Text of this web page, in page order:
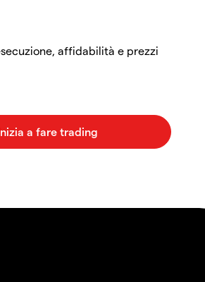
affidabilità e prezzi